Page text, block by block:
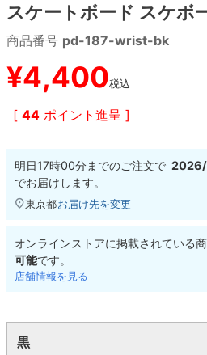
スケートボード スケボ
商品番号 pd-187-wrist-bk
¥4,400税込
[ 44 ポイント進呈 ]
明日17時00分までのご注文で 2026/
でお届けします。
東京都お届け先を変更
オンラインストアに掲載されている
可能です。
店舗情報を見る
黒
高性能デッキ